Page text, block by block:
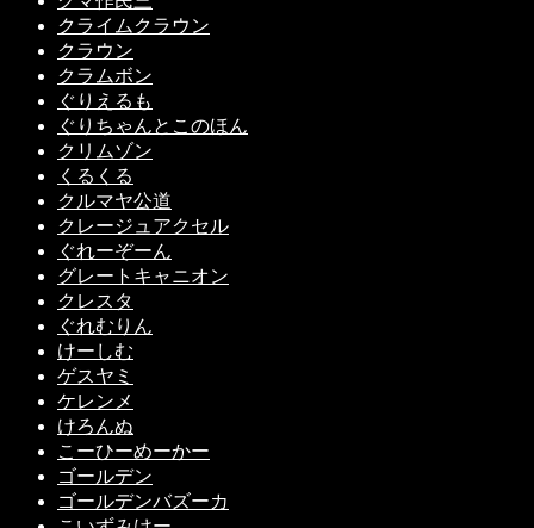
クライムクラウン
クラウン
クラムボン
ぐりえるも
ぐりちゃんとこのほん
クリムゾン
くるくる
クルマヤ公道
クレージュアクセル
ぐれーぞーん
グレートキャニオン
クレスタ
ぐれむりん
けーしむ
ゲスヤミ
ケレンメ
けろんぬ
こーひーめーかー
ゴールデン
ゴールデンバズーカ